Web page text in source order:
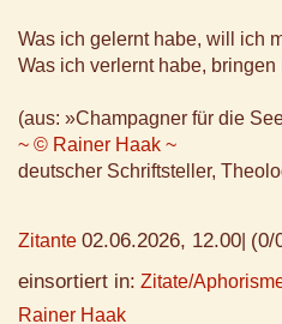
Was ich gelernt habe, will ich
Was ich verlernt habe,
(aus: »Champagner für die
~ © Rainer Haak ~
deutscher Schriftsteller,
Zitante 02.06.2026, 12.00 (0/
einsortiert in: Zitate/
Rainer Haak